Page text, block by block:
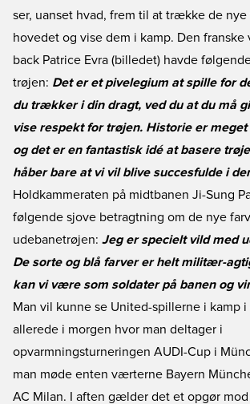
ser, uanset hvad, frem til at trække de nye
hovedet og vise dem i kamp. Den franske
back Patrice Evra (billedet) havde
trøjen: Det er et pivelegium at spille for
du trækker i din dragt, ved du at du må
vise respekt for trøjen. Historie er
og det er en fantastisk idé at basere
håber bare at vi vil blive succesfulde i
Holdkammeraten på midtbanen Ji-Sung
følgende sjove betragtning om de nye
udebanetrøjen: Jeg er specielt vild med
De sorte og blå farver er helt militær-
kan vi være som soldater på banen og
Man vil kunne se United-spillerne i kamp
allerede i morgen hvor man deltager i
opvarmningsturneringen AUDI-Cup i
man møde enten værterne Bayern
AC Milan. I aften gælder det et opgør